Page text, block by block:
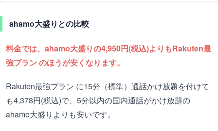
ahamo大盛りとの比較
料金では、ahamo大盛りの4,950円(税込)よりもRakuten最
強プラン のほうが安くなります。
Rakuten最強プラン に15分（標準）通話かけ放題を付けて
も4,378円(税込)で、5分以内の国内通話がかけ放題の
ahamo大盛りよりも安いです。